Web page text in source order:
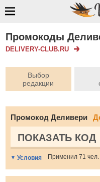
Промокоды
DELIVERY-CLUB.RU
Выбор
редакции
Промокод Деливери
ПОКАЗАТЬ КОД
Условия Применил 71 чел.